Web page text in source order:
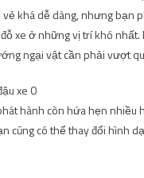
khá dễ dàng, nhưng
xe ở những vị trí khó
ngại vật cần phải vượt
hành còn hứa hẹn
cũng có thể thay đổi hình